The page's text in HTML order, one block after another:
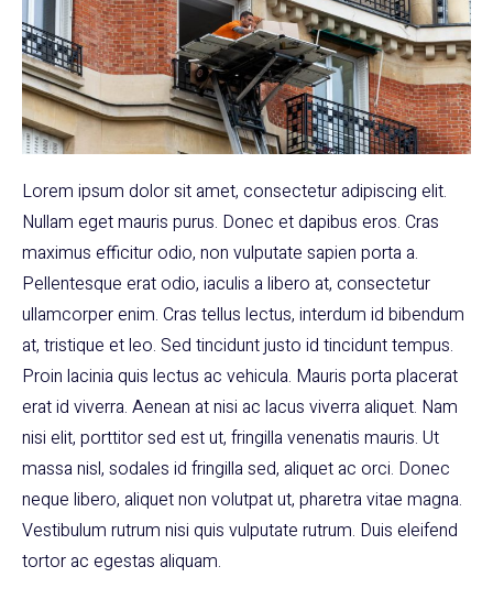
Lorem ipsum dolor sit amet, consectetur adipiscing elit.
Nullam eget mauris purus. Donec et dapibus eros. Cras
maximus efficitur odio, non vulputate sapien porta a.
Pellentesque erat odio, iaculis a libero at, consectetur
ullamcorper enim. Cras tellus lectus, interdum id bibendum
at, tristique et leo. Sed tincidunt justo id tincidunt tempus.
Proin lacinia quis lectus ac vehicula. Mauris porta placerat
erat id viverra. Aenean at nisi ac lacus viverra aliquet. Nam
nisi elit, porttitor sed est ut, fringilla venenatis mauris. Ut
massa nisl, sodales id fringilla sed, aliquet ac orci. Donec
neque libero, aliquet non volutpat ut, pharetra vitae magna.
Vestibulum rutrum nisi quis vulputate rutrum. Duis eleifend
tortor ac egestas aliquam.